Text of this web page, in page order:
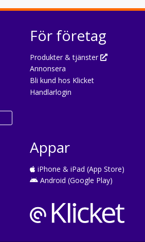
För företag
Produkter & tjänster
Annonsera
Bli kund hos Klicket
Handlarlogin
Appar
iPhone & iPad (App Store)
Android (Google Play)